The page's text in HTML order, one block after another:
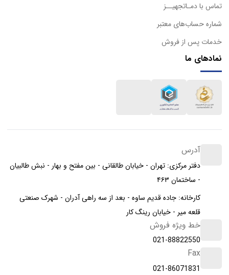
تماس با دمـاتجهیــز
شماره حساب‌های معتبر
خدمات پس از فروش
نمادهای ما
آدرس
دفتر مرکزی: تهران - خیابان طالقانی - بین مفتح و بهار - نبش طالبیان
- ساختمان ۴۶۳
کارخانه: جاده قدیم ساوه - بعد از سه راهی آدران - شهرک صنعتی
قلعه میر - خیابان رینگ کار
خط ویژه فروش
021-88822550
Fax
021-86071831